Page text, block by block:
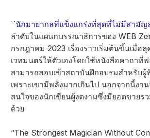
``นักมายากลที่แข็งแกร่งที่สุดที่ไม่มีสามั
ลำดับในแผนกบรรณาธิการของ WEB
กรกฎาคม 2023 เรื่องราวเริ่มต้นขึ้นเมื่อ
เวทมนตร์ให้ตัวเองโดยใช้หนังสือคาถาที่
สามารถสอบเข้าสถาบันฝึกอบรมสำหรับผู้
เพราะเขามีพลังมากเกินไป นอกจากนี้งา
สนใจของนักเขียนผู้งดงามซึ่งมียอดขายร
ด้วย
“The Strongest Magician Without